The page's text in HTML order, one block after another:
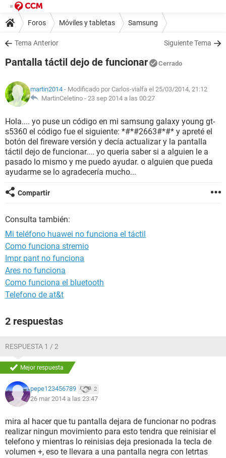
Foros Móviles y tabletas Samsung
Tema Anterior Siguiente Tema
Pantalla táctil dejo de funcionar Cerrado
martin2014 - Modificado por Carlos-vialfa el 25/03/2014, 21:12
MartinCeletino - 23 sep 2014 a las 00:27
Hola.... yo puse un código en mi samsung galaxy young gt-
s5360 el código fue el siguiente: *#*#2663#*#* y apreté el
botón del fireware versión y decía actualizar y la pantalla
táctil dejo de funcionar.... yo queria saber si a alguien le a
pasado lo mismo y me puedo ayudar. o alguien que pueda
ayudarme se lo agradecería mucho...
Compartir
Consulta también:
Mi teléfono huawei no funciona el táctil
Como funciona stremio
Impr pant no funciona
Ares no funciona
Como funciona el bluetooth
Telefono de at&t
2 respuestas
RESPUESTA 1 / 2
Mejor respuesta
pepe123456789 2
26 mar 2014 a las 23:47
mira al hacer que tu pantalla dejara de funcionar no podras
realizar ningun movimiento para esto tendra que reinisiar el
telefono y mientras lo reinisias deja presionada la tecla de
volumen +, eso te llevara a una pantalla negra con letrtas